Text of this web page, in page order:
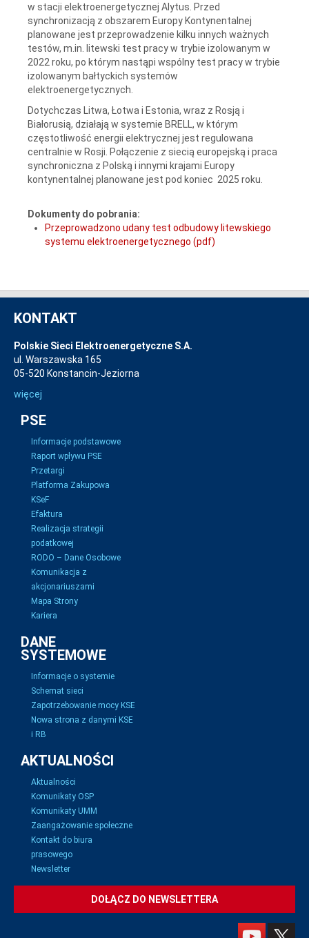
w stacji elektroenergetycznej Alytus. Przed
synchronizacją z obszarem Europy Kontynentalnej
planowane jest przeprowadzenie kilku innych ważnych
testów, m.in. litewski test pracy w trybie izolowanym w
2022 roku, po którym nastąpi wspólny test pracy w trybie
izolowanym bałtyckich systemów
elektroenergetycznych.
Dotychczas Litwa, Łotwa i Estonia, wraz z Rosją i
Białorusią, działają w systemie BRELL, w którym
częstotliwość energii elektrycznej jest regulowana
centralnie w Rosji. Połączenie z siecią europejską i praca
synchroniczna z Polską i innymi krajami Europy
kontynentalnej planowane jest pod koniec 2025 roku.
Dokumenty do pobrania:
Przeprowadzono udany test odbudowy litewskiego
systemu elektroenergetycznego (pdf)
KONTAKT
Polskie Sieci Elektroenergetyczne S.A.
ul. Warszawska 165
05-520 Konstancin-Jeziorna
więcej
PSE
Informacje podstawowe
Raport wpływu PSE
Przetargi
Platforma Zakupowa
KSeF
Efaktura
Realizacja strategii
podatkowej
RODO – Dane Osobowe
Komunikacja z
akcjonariuszami
Mapa Strony
Kariera
DANE
SYSTEMOWE
Informacje o systemie
Schemat sieci
Zapotrzebowanie mocy KSE
Nowa strona z danymi KSE
i RB
AKTUALNOŚCI
Aktualności
Komunikaty OSP
Komunikaty UMM
Zaangażowanie społeczne
Kontakt do biura
prasowego
Newsletter
DOŁĄCZ DO NEWSLETTERA